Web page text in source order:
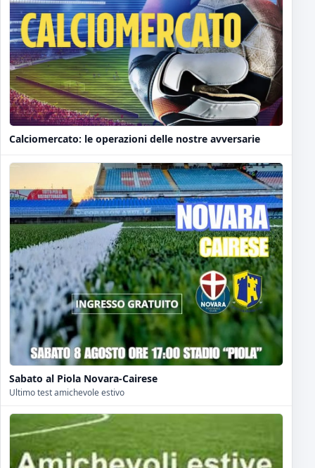
Calciomercato: le operazioni delle nostre avversarie
Sabato al Piola Novara-Cairese
Ultimo test amichevole estivo